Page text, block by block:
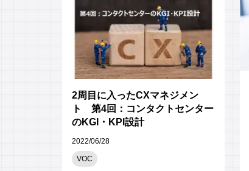
2周目に入ったCXマネジメン
ト 第4回：コンタクトセンター
のKGI・KPI設計
2022/06/28
VOC